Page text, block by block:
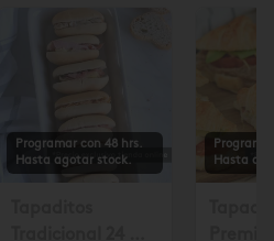
Programar con 48 hrs.
Hasta agotar stock.
Hasta